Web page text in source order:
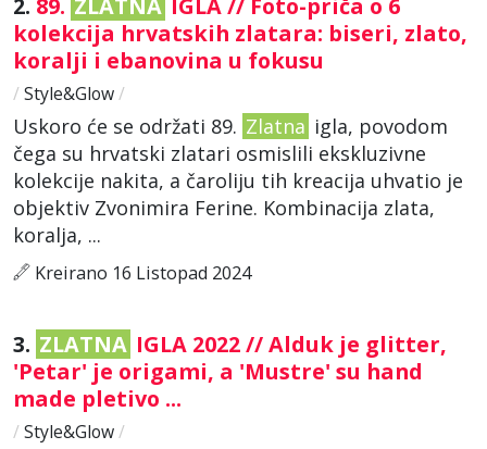
kolekcija hrvatskih zlatara: biseri, zlato,
koralji i ebanovina u fokusu
/ Style&Glow/
Uskoro će se održati 89. Zlatna igla, povodom
čega su hrvatski zlatari osmislili ekskluzivne
kolekcije nakita, a čaroliju tih kreacija uhvatio je
objektiv Zvonimira Ferine. Kombinacija zlata,
koralja, ...
Kreirano 16 Listopad 2024
3. ZLATNA IGLA 2022 // Alduk je glitter,
'Petar' je origami, a 'Mustre' su hand
made pletivo ...
/ Style&Glow/